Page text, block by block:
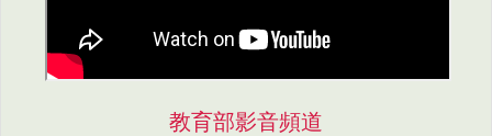
教育部影音頻道